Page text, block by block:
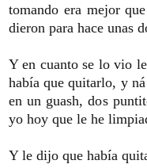
tomando era mejor
dieron para hace unas
Y en cuanto se lo vio
había que quitarlo, y
en un guash, dos
yo hoy que le he
Y le dijo que había